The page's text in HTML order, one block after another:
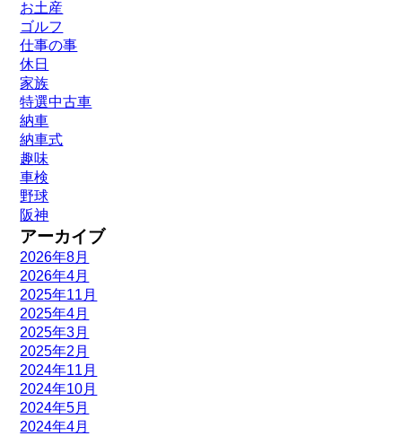
お土産
ゴルフ
仕事の事
休日
家族
特選中古車
納車
納車式
趣味
車検
野球
阪神
アーカイブ
2026年8月
2026年4月
2025年11月
2025年4月
2025年3月
2025年2月
2024年11月
2024年10月
2024年5月
2024年4月